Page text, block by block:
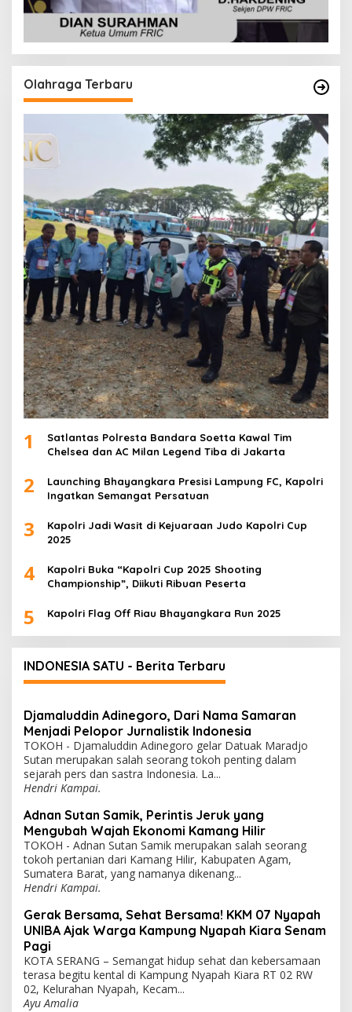
Olahraga Terbaru
1
Satlantas Polresta Bandara Soetta Kawal Tim
Chelsea dan AC Milan Legend Tiba di Jakarta
2
Launching Bhayangkara Presisi Lampung FC, Kapolri
Ingatkan Semangat Persatuan
3
Kapolri Jadi Wasit di Kejuaraan Judo Kapolri Cup
2025
4
Kapolri Buka “Kapolri Cup 2025 Shooting
Championship”, Diikuti Ribuan Peserta
5 Kapolri Flag Off Riau Bhayangkara Run 2025
INDONESIA SATU - Berita Terbaru
Djamaluddin Adinegoro, Dari Nama Samaran
Menjadi Pelopor Jurnalistik Indonesia
TOKOH - Djamaluddin Adinegoro gelar Datuak Maradjo
Sutan merupakan salah seorang tokoh penting dalam
sejarah pers dan sastra Indonesia. La...
Hendri Kampai.
Adnan Sutan Samik, Perintis Jeruk yang
Mengubah Wajah Ekonomi Kamang Hilir
TOKOH - Adnan Sutan Samik merupakan salah seorang
tokoh pertanian dari Kamang Hilir, Kabupaten Agam,
Sumatera Barat, yang namanya dikenang...
Hendri Kampai.
Gerak Bersama, Sehat Bersama! KKM 07 Nyapah
UNIBA Ajak Warga Kampung Nyapah Kiara Senam
Pagi
KOTA SERANG – Semangat hidup sehat dan kebersamaan
terasa begitu kental di Kampung Nyapah Kiara RT 02 RW
02, Kelurahan Nyapah, Kecam...
Ayu Amalia